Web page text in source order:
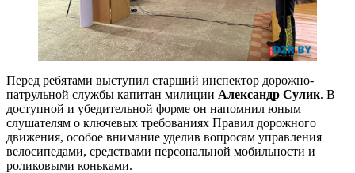
Перед ребятами выступил старший инспектор дорожно-
патрульной службы капитан милиции Александр Сулик. В
доступной и убедительной форме он напомнил юным
слушателям о ключевых требованиях Правил дорожного
движения, особое внимание уделив вопросам управления
велосипедами, средствами персональной мобильности и
роликовыми коньками.